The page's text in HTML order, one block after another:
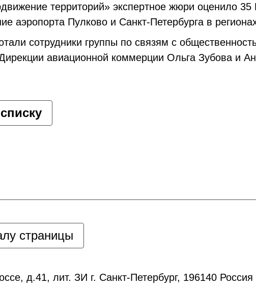
территорий» экспертное жюри оценило 35
аэропорта Пулково и Санкт-Петербурга в
сотрудники группы по связям с
авиационной коммерции Ольга Зубова и
страницы
д.41, лит. ЗИ г. Санкт-Петербург, 196140 Россия